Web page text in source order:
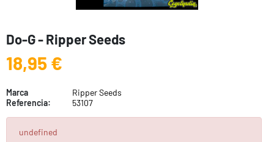
Do-G - Ripper Seeds
18,95 €
Marca
Ripper Seeds
Referencia:
53107
undefined